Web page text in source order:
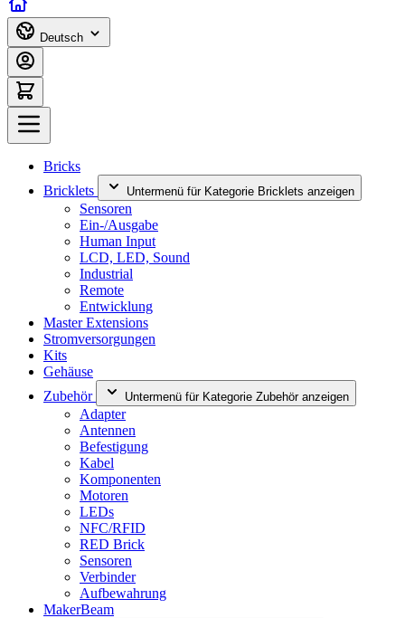
Deutsch
Bricks
Bricklets
Untermenü für Kategorie Bricklets anzeigen
Sensoren
Ein-/Ausgabe
Human Input
LCD, LED, Sound
Industrial
Remote
Entwicklung
Master Extensions
Stromversorgungen
Kits
Gehäuse
Zubehör
Untermenü für Kategorie Zubehör anzeigen
Adapter
Antennen
Befestigung
Kabel
Komponenten
Motoren
LEDs
NFC/RFID
RED Brick
Sensoren
Verbinder
Aufbewahrung
MakerBeam